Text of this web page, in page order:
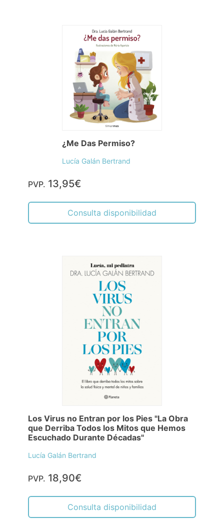
¿Me Das Permiso?
Lucía Galán Bertrand
PVP. 13,95€
Consulta disponibilidad
Los Virus no Entran por los Pies "La Obra
que Derriba Todos los Mitos que Hemos
Escuchado Durante Décadas"
Lucía Galán Bertrand
PVP. 18,90€
Consulta disponibilidad